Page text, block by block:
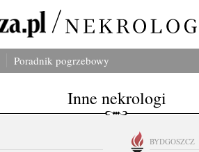
Poradnik pogrzebowy
Inne nekrologi
BYDGOSZCZ